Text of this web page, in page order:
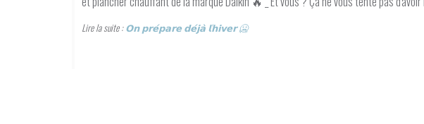
Lire la suite :𝗢𝗻 𝗽𝗿𝗲́𝗽𝗮𝗿𝗲 𝗱𝗲́𝗷𝗮̀ 𝗹'𝗵𝗶𝘃𝗲𝗿 🥶